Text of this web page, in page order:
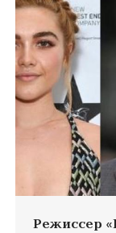
Режиссер